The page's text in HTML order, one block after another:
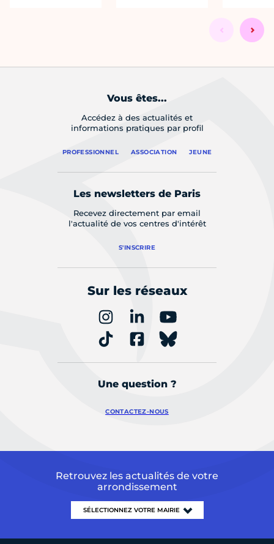
Vous êtes...
Accédez à des actualités et
informations pratiques par profil
PROFESSIONNEL ASSOCIATION JEUNE
Les newsletters de Paris
Recevez directement par email
l'actualité de vos centres d'intérêt
S'INSCRIRE
Sur les réseaux
Une question ?
CONTACTEZ-NOUS
Retrouvez les actualités de votre
arrondissement